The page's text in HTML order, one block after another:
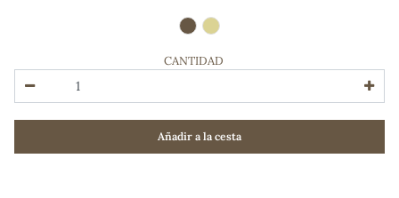
CANTIDAD
Añadir a la cesta